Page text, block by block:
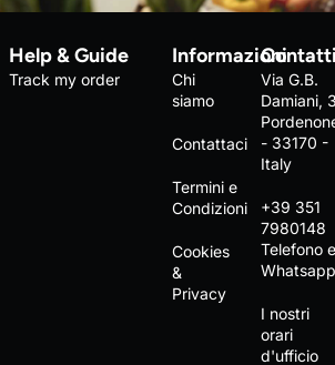
Help & Guide
Track my order
Informazioni
Chi
siamo
Contattaci
Termini e
Condizioni
Cookies
&
Privacy
Via G.B.
Damiani,
- 33170 -
Italy
+39 351
7980148
Telefono
I nostri
orari
d'ufficio